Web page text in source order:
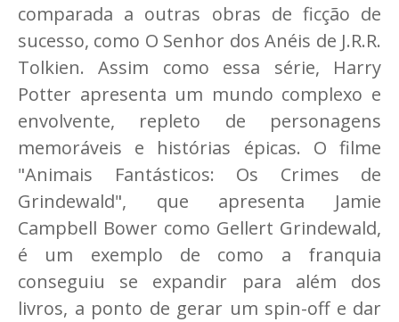
comparada a outras obras de ficção de
sucesso, como O Senhor dos Anéis de J.R.R.
Tolkien. Assim como essa série, Harry
Potter apresenta um mundo complexo e
envolvente, repleto de personagens
memoráveis e histórias épicas. O filme
"Animais Fantásticos: Os Crimes de
Grindewald", que apresenta Jamie
Campbell Bower como Gellert Grindewald,
é um exemplo de como a franquia
conseguiu se expandir para além dos
livros, a ponto de gerar um spin-off e dar